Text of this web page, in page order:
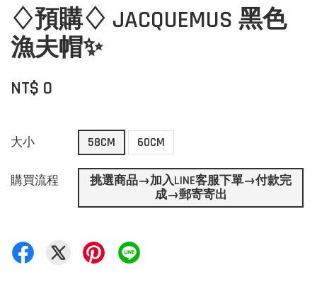
♢預購♢ JACQUEMUS 黑色
漁夫帽✨
NT$ 0
大小 58CM 60CM
購買流程
挑選商品→加入LINE客服下單→付款完
成→郵寄寄出